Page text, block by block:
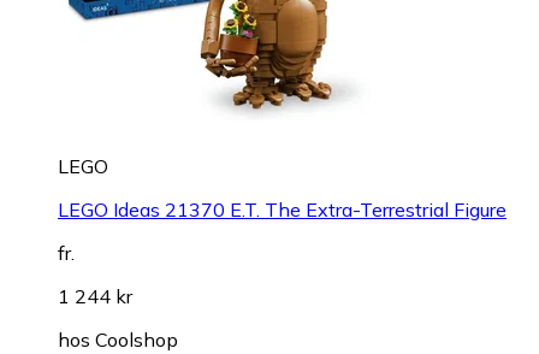
LEGO
LEGO Ideas 21370 E.T. The Extra-Terrestrial Figure
fr.
1 244 kr
hos Coolshop